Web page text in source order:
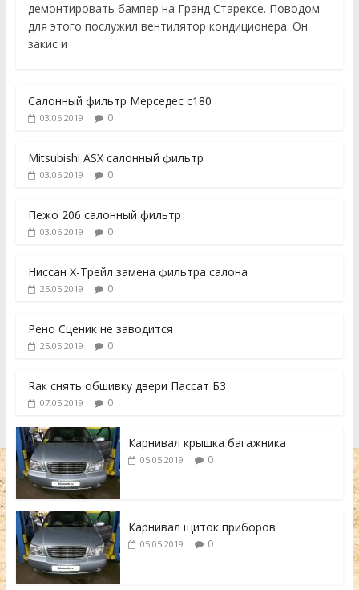
демонтировать бампер на Гранд Старексе. Поводом
для этого послужил вентилятор кондиционера. Он
закис и
Салонный фильтр Мерседес с180
03.06.2019 0
Mitsubishi ASX салонный фильтр
03.06.2019 0
Пежо 206 салонный фильтр
03.06.2019 0
Ниссан Х-Трейл замена фильтра салона
25.05.2019 0
Рено Сценик не заводится
25.05.2019 0
Rак снять обшивку двери Пассат Б3
07.05.2019 0
Карнивал крышка багажника
05.05.2019 0
Карнивал щиток приборов
05.05.2019 0